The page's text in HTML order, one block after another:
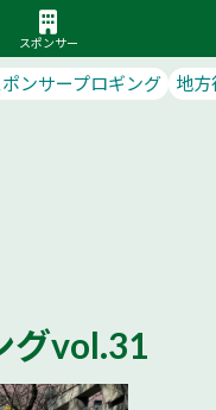
スポンサー
ポンサープロギング 地
グvol.31